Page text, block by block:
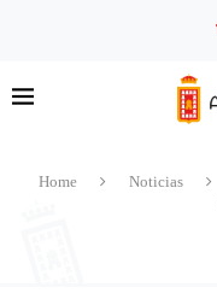
Home Noticias